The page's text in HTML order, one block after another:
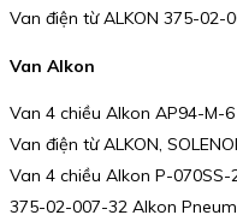
Van điện từ ALKON 375-02-
Van Alkon
Van 4 chiều Alkon AP94-M-6
Van điện từ ALKON,
Van 4 chiều Alkon P-
375-02-007-32 Alkon